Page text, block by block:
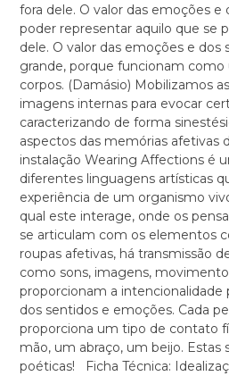
fora dele. O valor das emoções e
poder representar aquilo que se
dele. O valor das emoções e
grande, porque funcionam como
corpos. (Damásio) Mobilizamos
imagens internas para evocar
caracterizando de forma
aspectos das memórias afetivas
instalação Wearing Affections é
diferentes linguagens artísticas
experiência de um organismo
qual este interage, onde os
se articulam com os elementos
roupas afetivas, há transmissão
como sons, imagens,
proporcionam a intencionalidade
dos sentidos e emoções. Cada
proporciona um tipo de contato
mão, um abraço, um beijo. Estas
poéticas! Ficha Técnica: